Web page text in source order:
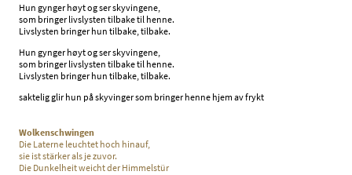
Hun gynger høyt og ser skyvingene,
som bringer livslysten tilbake til henne.
Livslysten bringer hun tilbake, tilbake.
Hun gynger høyt og ser skyvingene,
som bringer livslysten tilbake til henne.
Livslysten bringer hun tilbake, tilbake.
saktelig glir hun på skyvinger som bringer henne hjem av frykt
Wolkenschwingen
Die Laterne leuchtet hoch hinauf,
sie ist stärker als je zuvor.
Die Dunkelheit weicht der Himmelstür